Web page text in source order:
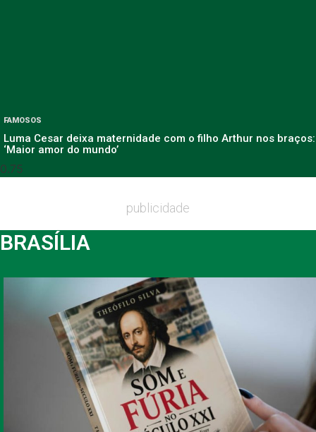
FAMOSOS
Luma Cesar deixa maternidade com o filho Arthur nos braços:
‘Maior amor do mundo’
publicidade
BRASÍLIA